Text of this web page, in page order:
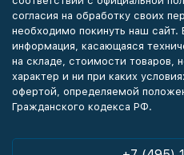
согласия на обработку своих
необходимо покинуть наш сайт.
информация, касающаяся
на складе, стоимости товаров,
характер и ни при каких
офертой, определяемой
Гражданского кодекса РФ.